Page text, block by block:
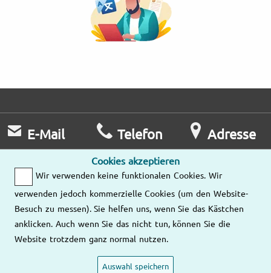
Cookies akzeptieren
Wir verwenden keine funktionalen Cookies. Wir
verwenden jedoch kommerzielle Cookies (um den Website-
Besuch zu messen). Sie helfen uns, wenn Sie das Kästchen
anklicken. Auch wenn Sie das nicht tun, können Sie die
Website trotzdem ganz normal nutzen.
Auswahl speichern
E-Mail
Ihnen so rasch
wie möglich.
Schreiben Sie
uns eine E-
Telefon
Mo – Fr
9:00 – 18:00
01/229 73 20
Adresse
Unsere
Standorte